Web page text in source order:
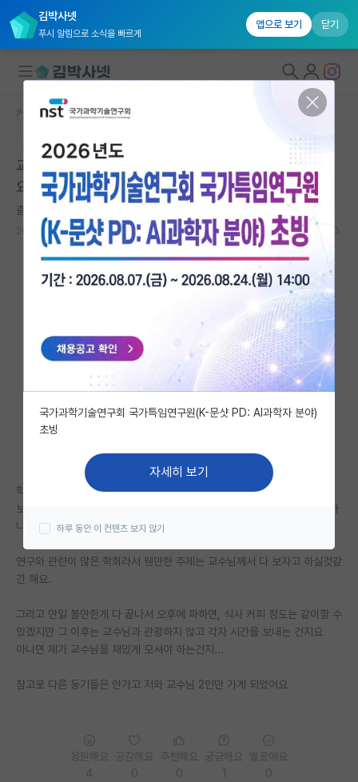
김박사넷
푸시 알림으로 소식을 빠르게
앱으로 보기 닫기
연구실&오픈랩
커뮤니티
커뮤니티 홈
IF 명예의전당
자유 게시판(아무개랩)
미국 유학 게시판
미국 대학원 합격 후기 게시판
대학원생 모집 게시판
연구실(PI) 홍보 게시판
석박사 채용 정보 게시판
임용 정보 게시판
학부 인턴 게시판
취업 게시판
커뮤니티 홈 자유 게시판(아무개랩)
교수님과 가는 학회에서 일정 끝나면 보통 알아서 보내나
요?
춤추는 피타고라스
2026.06.12 9 5869
학회 일정이 아침 9시부터 저녁 8시 막 이러던데
보통은 본인의 참여 세션이 없는 날짜라도, 처음부터 끝까지 계속 참가를 하
나요?
연구와 관련이 많은 학회라서 웬만한 주제는 교수님께서 다 보자고 하실것같
긴 해요.
그리고 만일 볼만한게 다 끝나서 오후에 파하면, 식사 커피 정도는 같이할 수
있겠지만 그 이후는 교수님과 관광하지 않고 각자 시간을 보내는 건지요
아니면 제가 교수님을 재밌게 모셔야 하는건지...
참고로 다른 동기들은 안가고 저와 교수님 2인만 가게 되었어요
국가과학기술연구회 국가특임연구원(K-문샷 PD: AI과학자 분야)
초빙
자세히 보기
하루 동안 이 컨텐츠 보지 않기